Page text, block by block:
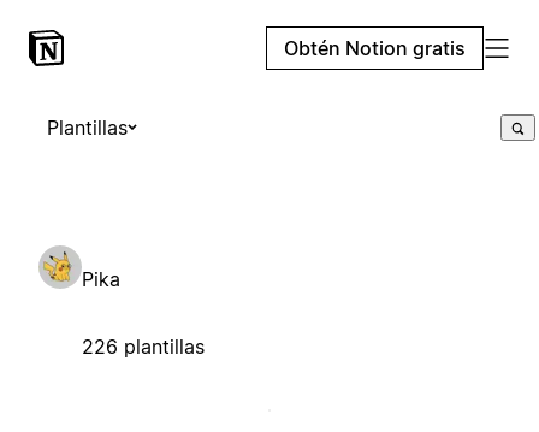
Obtén Notion gratis
Plantillas
Pika
226 plantillas